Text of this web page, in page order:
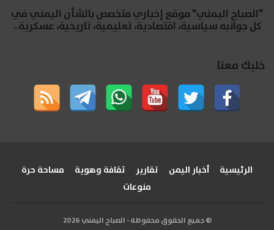
"الصباح اليمني" موقع إخباري متخصص بالشأن اليمني في
كل جوانبه سياسية، اقتصادية، تعليمية، تاريخية، عسكرية..
خليك معنا
الرئيسية أخبار اليمن تقارير ثقافة وهوية
مساحة حرة
منوعات
© جميع الحقوق محفوظة - الصباح اليمني 2026